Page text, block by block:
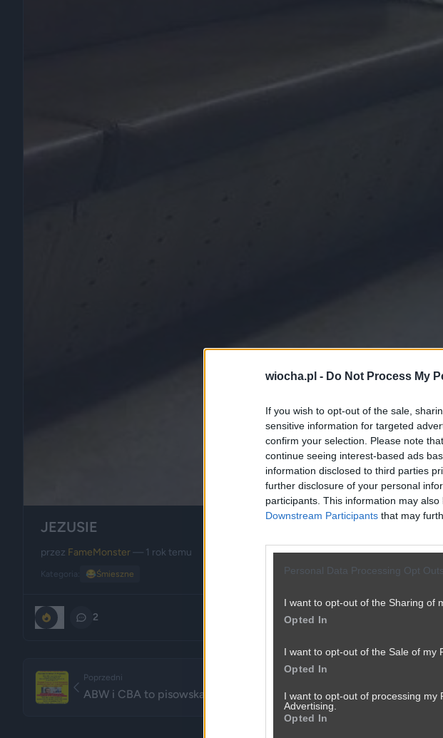
wiocha.pl - Do Not Process My
If you wish to opt-out of the sale,
sensitive information for targeted
confirm your selection. Please note
continue seeing interest-based ads
information disclosed to third parties
further disclosure of your personal
participants. This information may
Downstream Participants that may
Personal Data Processing Opt Outs
I want to opt-out of the Sharing of
Opted In
I want to opt-out of the Sale of my
Opted In
I want to opt-out of processing my
Advertising.
Opted In
JEZUSIE
przez FameMonster— 1 rok temu
Kategoria: 😂Śmieszne
2
Poprzedni
ABW i CBA to pisowska banda kretynów przestępców...